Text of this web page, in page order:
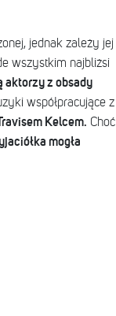
jednak zależy jej
wszystkim najbliżsi
aktorzy z obsady
współpracujące z
Kelcem. Choć
mogła